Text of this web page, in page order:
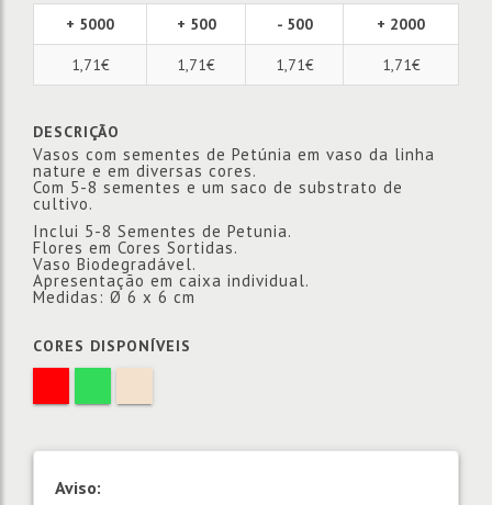
+ 5000 + 500 - 500 + 2000
1,71€ 1,71€ 1,71€ 1,71€
DESCRIÇÃO
Vasos com sementes de Petúnia em vaso da linha
nature e em diversas cores.
Com 5-8 sementes e um saco de substrato de
cultivo.
Inclui 5-8 Sementes de Petunia.
Flores em Cores Sortidas.
Vaso Biodegradável.
Apresentação em caixa individual.
Medidas: Ø 6 x 6 cm
CORES DISPONÍVEIS
Aviso: